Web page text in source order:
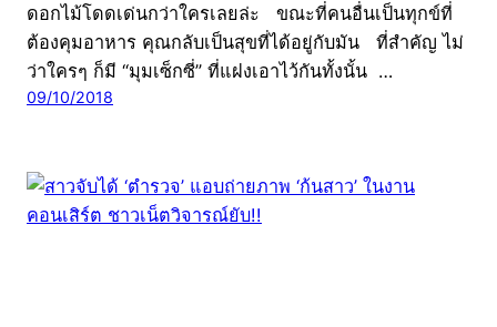
ดอกไม้โดดเด่นกว่าใครเลยล่ะ ขณะที่คนอื่นเป็นทุกข์ที่
ต้องคุมอาหาร คุณกลับเป็นสุขที่ได้อยู่กับมัน ที่สำคัญ ไม่
ว่าใครๆ ก็มี “มุมเซ็กซี่” ที่แฝงเอาไว้กันทั้งนั้น …
09/10/2018